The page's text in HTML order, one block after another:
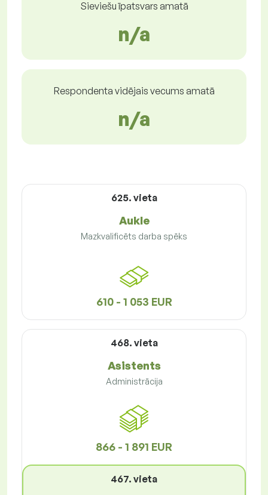
Sieviešu īpatsvars amatā
n/a
Respondenta vidējais vecums amatā
n/a
625. vieta
Aukle
Mazkvalificēts darba spēks
610 - 1 053 EUR
468. vieta
Asistents
Administrācija
866 - 1 891 EUR
467. vieta